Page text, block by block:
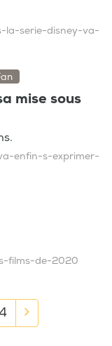
la-serie-disney-va-
mise sous
enfin-s-exprimer-
films-de-2020